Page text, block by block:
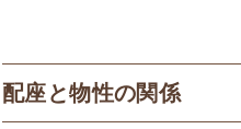
配座と物性の関係